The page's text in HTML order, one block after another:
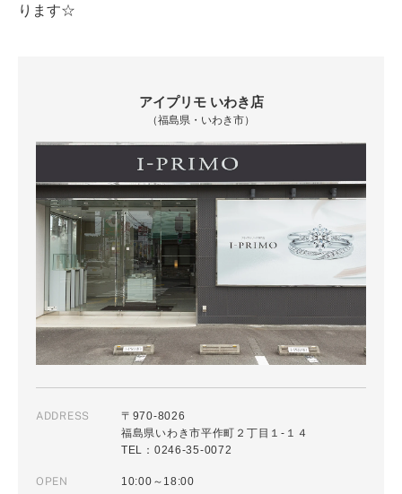
ります☆
アイプリモ いわき店
（福島県・いわき市）
ADDRESS
〒970-8026
福島県いわき市平作町２丁目１-１４
TEL：0246-35-0072
OPEN 10:00～18:00